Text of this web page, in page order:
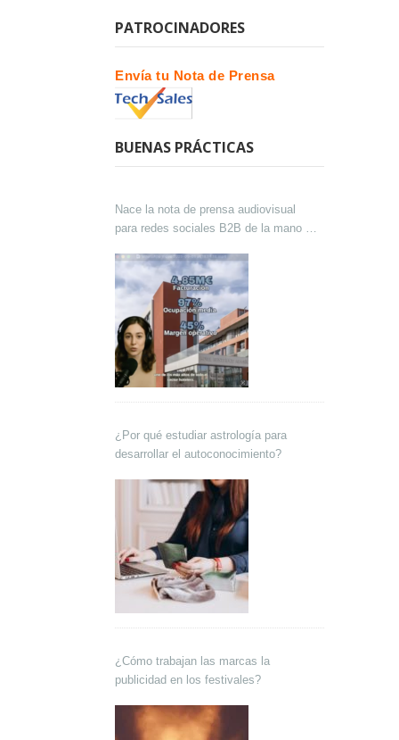
PATROCINADORES
Envía tu Nota de Prensa
BUENAS PRÁCTICAS
Nace la nota de prensa audiovisual
para redes sociales B2B de la mano de
¿Por qué estudiar astrología para
desarrollar el autoconocimiento?
¿Cómo trabajan las marcas la
publicidad en los festivales?